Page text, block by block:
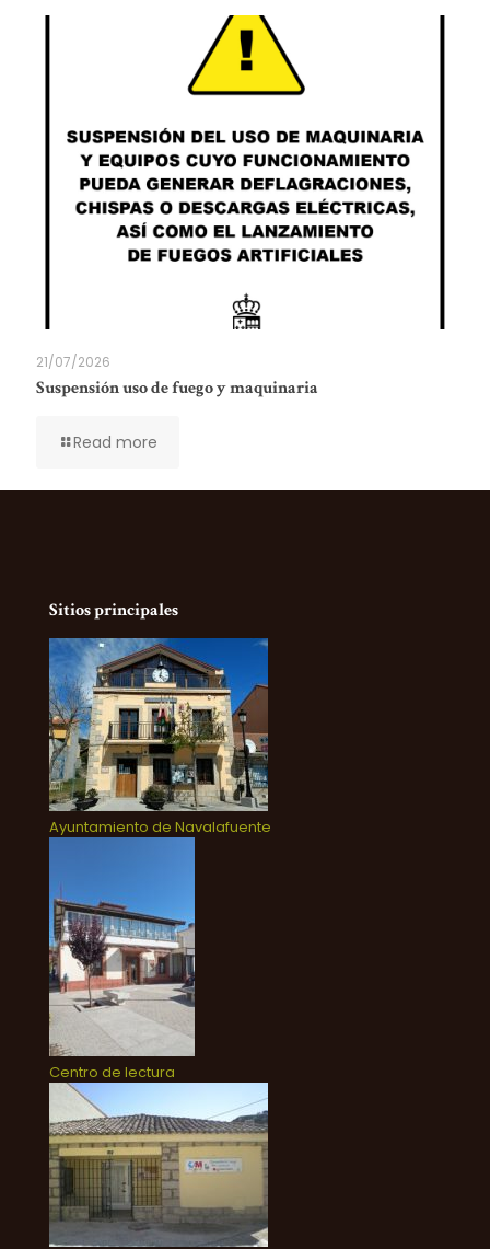
21/07/2026
Suspensión uso de fuego y maquinaria
Read more
Sitios principales
Ayuntamiento de Navalafuente
Centro de lectura